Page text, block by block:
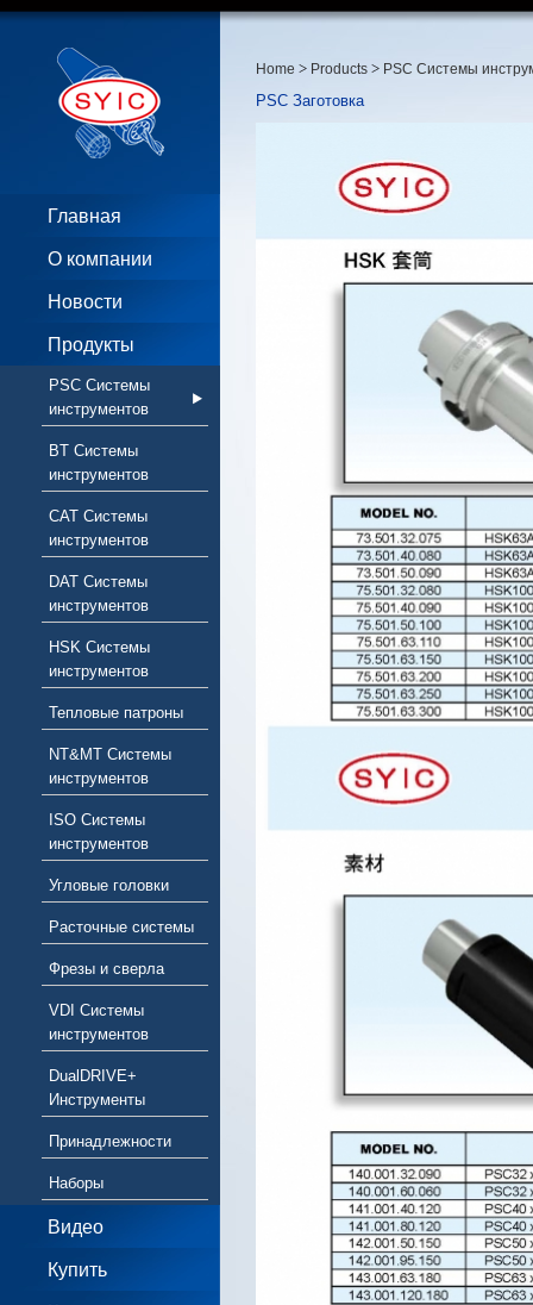
Главная
О компании
Новости
Продукты
PSC Системы
инструментов
BT Системы
инструментов
CAT Системы
инструментов
DAT Системы
инструментов
HSK Системы
инструментов
Тепловые патроны
NT&MT Системы
инструментов
ISO Системы
инструментов
Угловые головки
Расточные системы
Фрезы и сверла
VDI Системы
инструментов
DualDRIVE+
Инструменты
Принадлежности
Наборы
Видео
Купить
Home > Products > PSC Системы
PSC Заготовка